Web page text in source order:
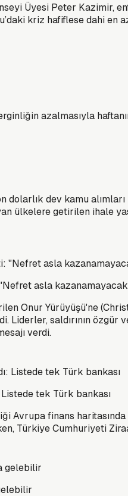
Üyesi Peter Kazimir,
kriz hafiflese dahi en
azalmasıyla
dev kamu
ülkelere getirilen ihale
asla
Onur Yürüyüşü'ne
saldırının
verdi.
tek Türk bankası
Avrupa finans
Türkiye Cumhuriyeti